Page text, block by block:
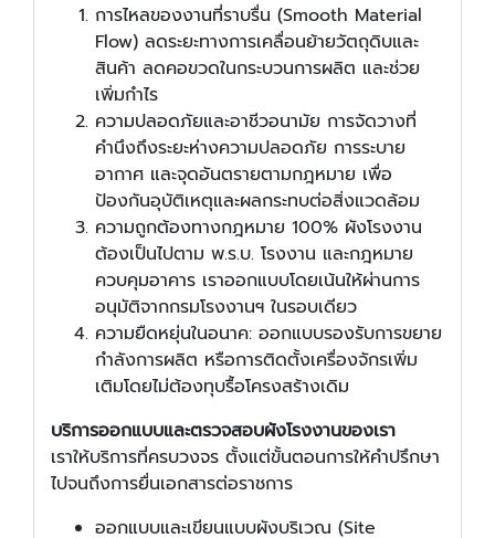
การไหลของงานที่ราบรื่น (Smooth Material
Flow) ลดระยะทางการเคลื่อนย้ายวัตถุดิบและ
สินค้า ลดคอขวดในกระบวนการผลิต และช่วย
เพิ่มกำไร
ความปลอดภัยและอาชีวอนามัย การจัดวางที่
คำนึงถึงระยะห่างความปลอดภัย การระบาย
อากาศ และจุดอันตรายตามกฎหมาย เพื่อ
ป้องกันอุบัติเหตุและผลกระทบต่อสิ่งแวดล้อม
ความถูกต้องทางกฎหมาย 100% ผังโรงงาน
ต้องเป็นไปตาม พ.ร.บ. โรงงาน และกฎหมาย
ควบคุมอาคาร เราออกแบบโดยเน้นให้ผ่านการ
อนุมัติจากกรมโรงงานฯ ในรอบเดียว
ความยืดหยุ่นในอนาค: ออกแบบรองรับการขยาย
กำลังการผลิต หรือการติดตั้งเครื่องจักรเพิ่ม
เติมโดยไม่ต้องทุบรื้อโครงสร้างเดิม
บริการออกแบบและตรวจสอบผังโรงงานของเรา
เราให้บริการที่ครบวงจร ตั้งแต่ขั้นตอนการให้คำปรึกษา
ไปจนถึงการยื่นเอกสารต่อราชการ
ออกแบบและเขียนแบบผังบริเวณ (Site